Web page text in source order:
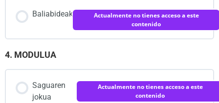
Baliabideak
Actualmente no tienes acceso a este
contenido
4. MODULUA
Saguaren
jokua
Actualmente no tienes acceso a este
contenido